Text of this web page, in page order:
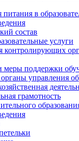
в
состав
услуги
контролирующих
меры поддержки
управления
грамотность